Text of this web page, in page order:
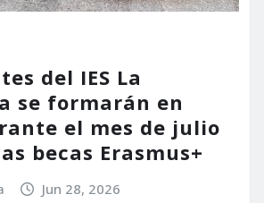
del IES La
se formarán en
el mes de julio
becas Erasmus+
Jun 28, 2026